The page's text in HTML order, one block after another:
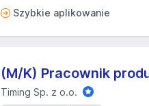
Szybkie aplikowanie
(M/K) Pracownik
Timing Sp. z o.o.